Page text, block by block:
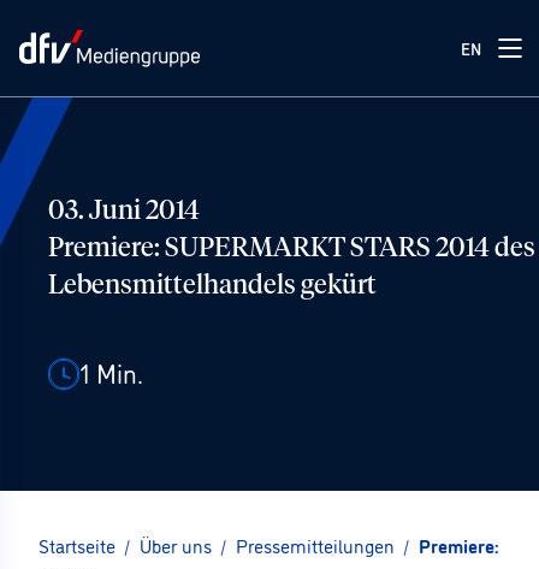
EN
03. Juni 2014
Premiere: SUPERMARKT STARS 2014 des
Lebensmittelhandels gekürt
1 Min.
Startseite / Über uns / Pressemitteilungen / Premiere: